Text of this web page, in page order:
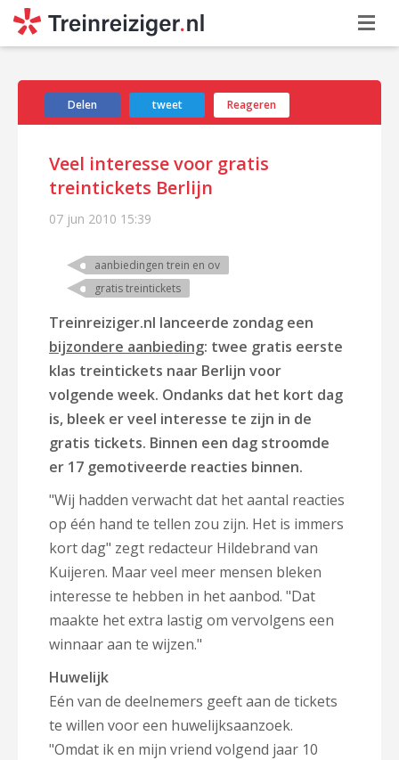
Delen tweet Reageren
Veel interesse voor gratis
treintickets Berlijn
07 jun 2010 15:39
aanbiedingen trein en ov
gratis treintickets
Treinreiziger.nl lanceerde zondag een
bijzondere aanbieding: twee gratis eerste
klas treintickets naar Berlijn voor
volgende week. Ondanks dat het kort dag
is, bleek er veel interesse te zijn in de
gratis tickets. Binnen een dag stroomde
er 17 gemotiveerde reacties binnen.
"Wij hadden verwacht dat het aantal reacties
op één hand te tellen zou zijn. Het is immers
kort dag" zegt redacteur Hildebrand van
Kuijeren. Maar veel meer mensen bleken
interesse te hebben in het aanbod. "Dat
maakte het extra lastig om vervolgens een
winnaar aan te wijzen."
Huwelijk
Eén van de deelnemers geeft aan de tickets
te willen voor een huwelijksaanzoek.
"Omdat ik en mijn vriend volgend jaar 10